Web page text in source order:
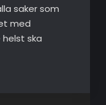
saker som
med
ska